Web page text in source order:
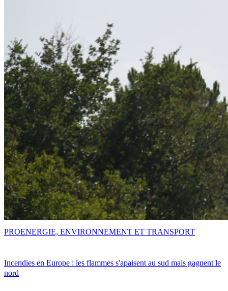
Incendies en Europe : les flammes s'apaisent au sud mais gagnent le
nord
PROENERGIE, ENVIRONNEMENT ET TRANSPORT